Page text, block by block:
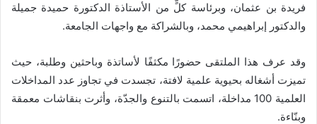
فريدة بن عثمان، وبرئاسة كلٍّ من الأستاذة الدكتورة حميدة جميلة
والدكتور إبراهيمي محمد، وبالشراكة مع واجهات الجامعة.
وقد عرف هذا الملتقى حضورًا مكثفًا لأساتذة وباحثين وطلبة، حيث
تميزت أشغاله بحيوية علمية لافتة، تجسدت في تجاوز عدد المداخلات
العلمية 100 مداخلة، اتسمت بالتنوع والجدّة، وأثرت بنقاشات معمقة
وبنّاءة.